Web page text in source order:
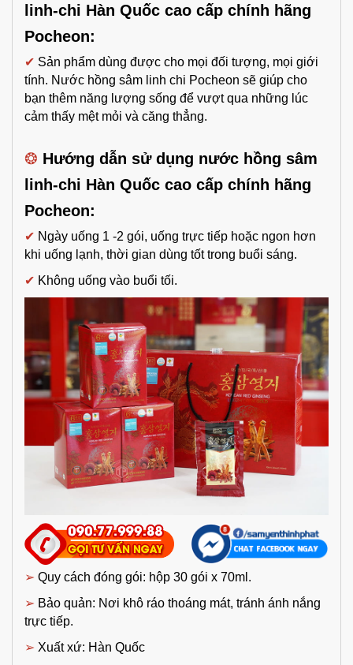
linh-chi Hàn Quốc cao cấp chính hãng
Pocheon:
✔ Sản phẩm dùng được cho mọi đối tượng, mọi giới
tính. Nước hồng sâm linh chi Pocheon sẽ giúp cho
bạn thêm năng lượng sống để vượt qua những lúc
cảm thấy mệt mỏi và căng thẳng.
❂ Hướng dẫn sử dụng nước hồng sâm
linh-chi Hàn Quốc cao cấp chính hãng
Pocheon:
✔ Ngày uống 1 -2 gói, uống trực tiếp hoặc ngon hơn
khi uống lạnh, thời gian dùng tốt trong buổi sáng.
✔ Không uống vào buổi tối.
➢ Quy cách đóng gói: hộp 30 gói x 70ml.
➢ Bảo quản: Nơi khô ráo thoáng mát, tránh ánh nắng
trực tiếp.
➢ Xuất xứ: Hàn Quốc